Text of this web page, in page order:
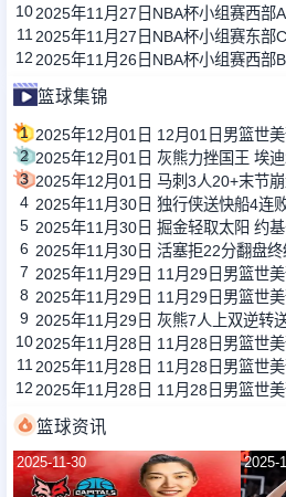
102025年11月27日NBA杯小组赛西部
11 2025年11月27日NBA杯小组赛东部
12 2025年11月26日NBA杯小组赛西部
篮球集锦
1
2
3
4
5
6
7
8
9
10
11
12
篮球资讯
2025-11-30 2025-